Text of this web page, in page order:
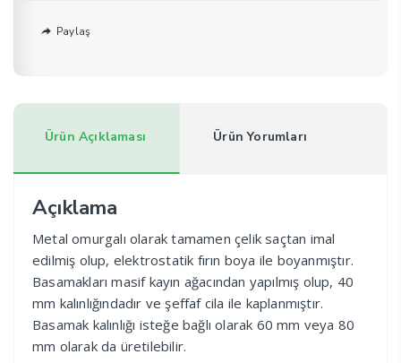
Paylaş
Ürün Açıklaması Ürün Yorumları
Açıklama
Metal omurgalı olarak tamamen çelik saçtan imal
edilmiş olup, elektrostatik fırın boya ile boyanmıştır.
Basamakları masif kayın ağacından yapılmış olup, 40
mm kalınlığındadır ve şeffaf cila ile kaplanmıştır.
Basamak kalınlığı isteğe bağlı olarak 60 mm veya 80
mm olarak da üretilebilir.